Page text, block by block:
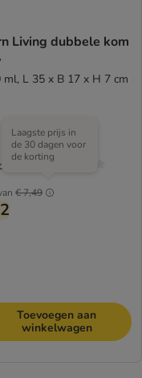
Living dubbele kom
ml, L 35 x B 17 x H 7 cm
€ 7,49
Laagste prijs in
de 30 dagen voor
de korting
Toevoegen aan
winkelwagen